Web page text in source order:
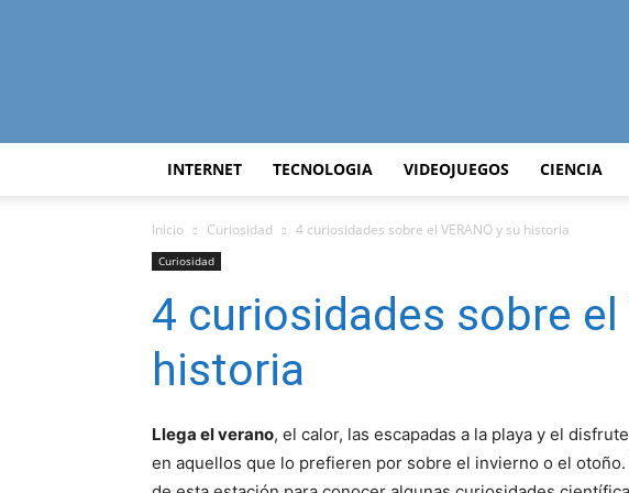
INTERNET TECNOLOGIA VIDEOJUEGOS CIENCIA
Inicio Curiosidad 4 curiosidades sobre el VERANO y su historia
Curiosidad
4 curiosidades sobre el
historia
Llega el verano, el calor, las escapadas a la playa y el
en aquellos que lo prefieren por sobre el invierno o el